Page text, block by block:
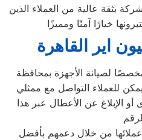
بثقة عالية من العملاء الذين
اير القاهرة
لصيانة الأجهزة بمحافظة
وهو 01112124913. يمكن للعملاء التواصل مع ممثلي
أو الإبلاغ عن الأعطال عبر هذا
من خلال دعمهم بأفضل